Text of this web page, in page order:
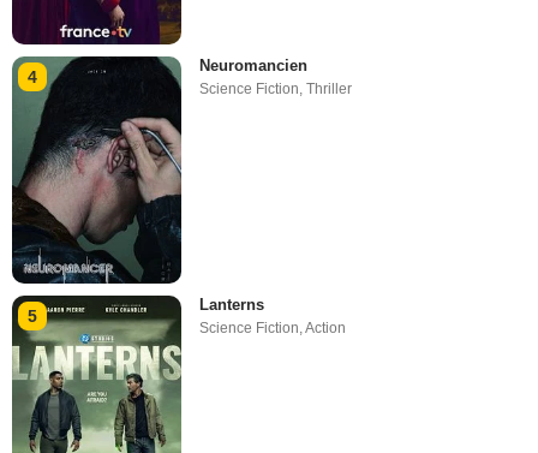
4
Neuromancien
Science Fiction,Thriller
5
Lanterns
Science Fiction ,Action